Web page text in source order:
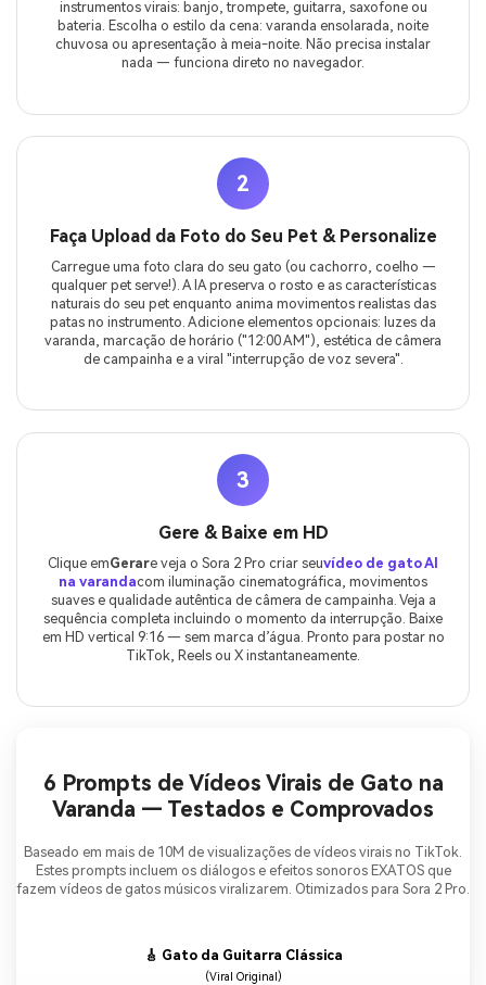
instrumentos virais: banjo, trompete, guitarra, saxofone ou
bateria. Escolha o estilo da cena: varanda ensolarada, noite
chuvosa ou apresentação à meia-noite. Não precisa instalar
nada — funciona direto no navegador.
2
Faça Upload da Foto do Seu Pet & Personalize
Carregue uma foto clara do seu gato (ou cachorro, coelho —
qualquer pet serve!). A IA preserva o rosto e as características
naturais do seu pet enquanto anima movimentos realistas das
patas no instrumento. Adicione elementos opcionais: luzes da
varanda, marcação de horário ("12:00 AM"), estética de câmera
de campainha e a viral "interrupção de voz severa".
3
Gere & Baixe em HD
Clique emGerare veja o Sora 2 Pro criar seuvídeo de gato AI
na varandacom iluminação cinematográfica, movimentos
suaves e qualidade autêntica de câmera de campainha. Veja a
sequência completa incluindo o momento da interrupção. Baixe
em HD vertical 9:16 — sem marca d’água. Pronto para postar no
TikTok, Reels ou X instantaneamente.
6 Prompts de Vídeos Virais de Gato na
Varanda — Testados e Comprovados
Baseado em mais de 10M de visualizações de vídeos virais no TikTok.
Estes prompts incluem os diálogos e efeitos sonoros EXATOS que
fazem vídeos de gatos músicos viralizarem. Otimizados para Sora 2 Pro.
🎸 Gato da Guitarra Clássica
(Viral Original)